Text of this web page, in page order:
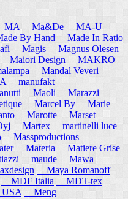
MA Ma&De
MA-U
By Hand
Made In Ratio
Magis
Magnus Olesen
Maiori Design
MAKRO
Mandal Veveri
manufakt
Maoli
Marazzi
Marcel By
Marie
Marotte
Marset
Martex
martinelli luce
Massproductions
Materia
Matiere Grise
maude
Mawa
Maya Romanoff
MDF Italia
MDT-tex
Meng